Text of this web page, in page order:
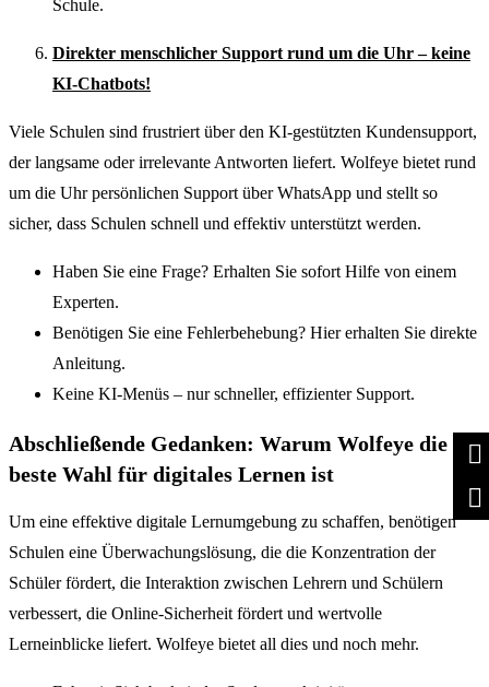
Schule.
Direkter menschlicher Support rund um die Uhr – keine
KI-Chatbots!
Viele Schulen sind frustriert über den KI-gestützten Kundensupport,
der langsame oder irrelevante Antworten liefert. Wolfeye bietet rund
um die Uhr persönlichen Support über WhatsApp und stellt so
sicher, dass Schulen schnell und effektiv unterstützt werden.
Haben Sie eine Frage? Erhalten Sie sofort Hilfe von einem
Experten.
Benötigen Sie eine Fehlerbehebung? Hier erhalten Sie direkte
Anleitung.
Keine KI-Menüs – nur schneller, effizienter Support.
Abschließende Gedanken: Warum Wolfeye die
beste Wahl für digitales Lernen ist
Um eine effektive digitale Lernumgebung zu schaffen, benötigen
Schulen eine Überwachungslösung, die die Konzentration der
Schüler fördert, die Interaktion zwischen Lehrern und Schülern
verbessert, die Online-Sicherheit fördert und wertvolle
Lerneinblicke liefert. Wolfeye bietet all dies und noch mehr.